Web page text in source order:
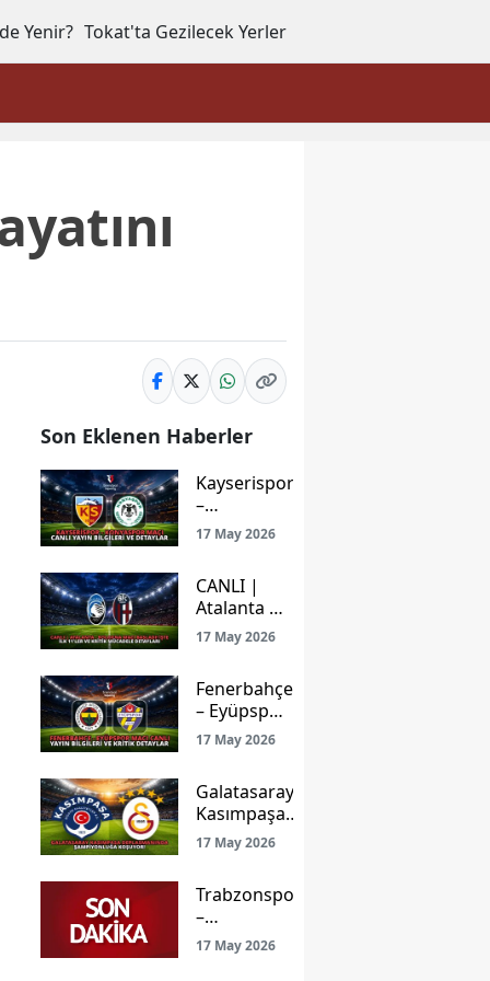
Yenir? Tokat'ta Gezilecek Yerler
Son Eklenen Haberler
Kayserispor
–
Konyaspor
Maçı Canlı
Bilgileri ve
Detaylar
17 May 2026
CANLI |
Atalanta –
Bologna
Maçı
İşte İlk
11’ler ve
Kritik
Detayları
17 May 2026
Fenerbahçe
– Eyüpspor
Maçı Canlı
Yayın
Kritik
Detaylar
17 May 2026
Galatasaray
Kasımpaşa
Deplasmanında
Şampiyonluğa
17 May 2026
Trabzonspor
–
Gençlerbirliği
Maçı: Ligde
17 May 2026